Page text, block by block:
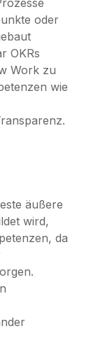
oder
OKRs
Work zu
wie
äußere
wird,
da